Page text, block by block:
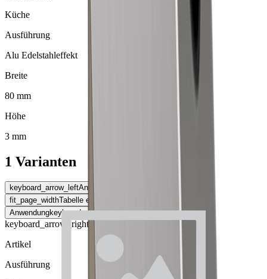
Küche
Ausführung
Alu Edelstahleffekt
Breite
80 mm
Höhe
3 mm
1 Varianten
keyboard_arrow_leftAnwendung
fit_page_widthTabelle erweitern
Anwendungkeyboard_arrow_right
keyboard_arrow_right
Artikel
Ausführung